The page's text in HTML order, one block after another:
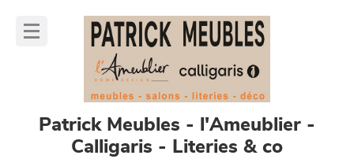
Patrick Meubles - l'Ameublier -
Calligaris - Literies & co